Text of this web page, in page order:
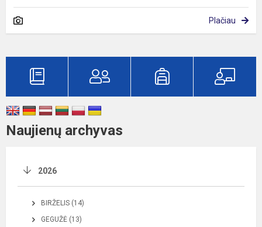
Plačiau
Naujienų archyvas
2026
BIRŽELIS (14)
GEGUŽĖ (13)